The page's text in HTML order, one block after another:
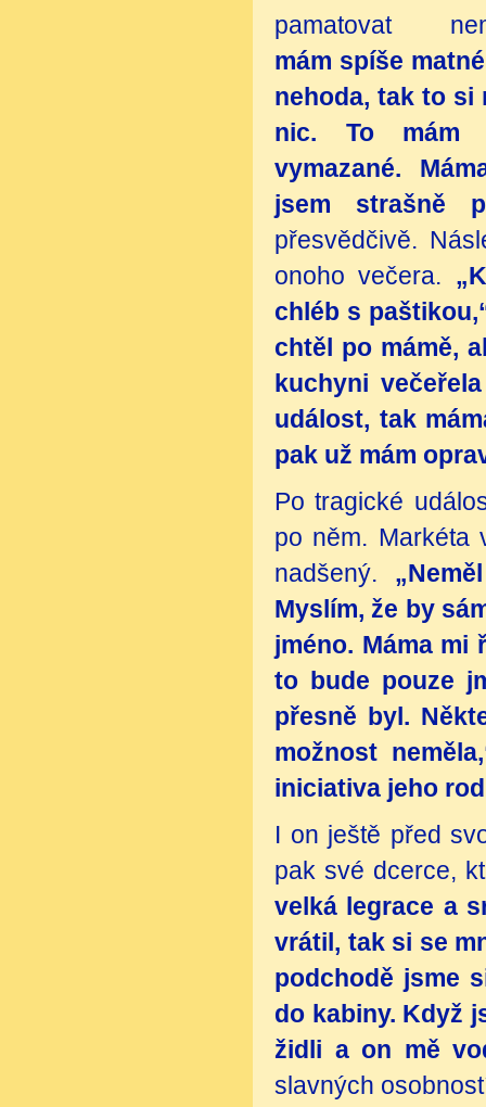
pamatovat
mám spíše
nehoda, tak to si
nic. To mám
vymazané.
jsem strašně
přesvědčivě.
onoho večera.
chléb s
chtěl po mámě,
kuchyni
událost, tak
pak už mám
Po tragické
po něm. Markéta
nadšený.
Myslím, že by
jméno. Máma mi
to bude pouze
přesně byl.
možnost
iniciativa jeho
I on ještě před
pak své dcerce,
velká legrace a
vrátil, tak si se
podchodě jsme
do kabiny. Když
židli a on mě
slavných